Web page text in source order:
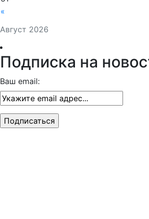
Август 2026
«
Подписка на
Ваш email: